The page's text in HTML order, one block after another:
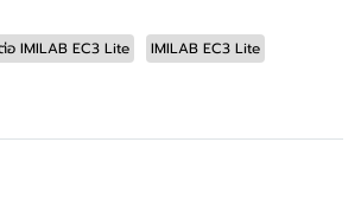
อ IMILAB EC3 Lite
IMILAB EC3 Lite